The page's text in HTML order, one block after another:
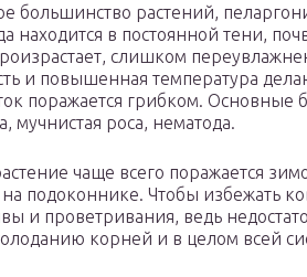
большинство растений,
находится в постоянной тени,
слишком
и повышенная температура
поражается грибком. Основные
мучнистая роса, нематода.
чаще всего поражается
подоконнике. Чтобы избежать
и проветривания, ведь
корней и в целом всей